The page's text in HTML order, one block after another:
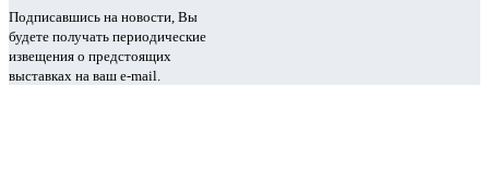
Подписавшись на новости, Вы
будете получать периодические
извещения о предстоящих
выставках на ваш e-mail.